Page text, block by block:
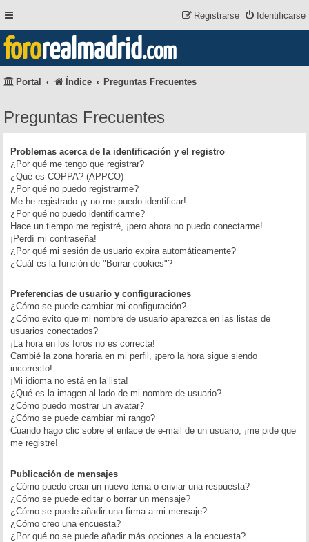
Identificarse
Registrarse
fororealmadrid.com
Portal Índice Preguntas Frecuentes
Preguntas Frecuentes
Problemas acerca de la identificación y el registro
¿Por qué me tengo que registrar?
¿Qué es COPPA? (APPCO)
¿Por qué no puedo registrarme?
Me he registrado ¡y no me puedo identificar!
¿Por qué no puedo identificarme?
Hace un tiempo me registré, ¡pero ahora no puedo conectarme!
¡Perdí mi contraseña!
¿Por qué mi sesión de usuario expira automáticamente?
¿Cuál es la función de "Borrar cookies"?
Preferencias de usuario y configuraciones
¿Cómo se puede cambiar mi configuración?
¿Cómo evito que mi nombre de usuario aparezca en las listas de
usuarios conectados?
¡La hora en los foros no es correcta!
Cambié la zona horaria en mi perfil, ¡pero la hora sigue siendo
incorrecto!
¡Mi idioma no está en la lista!
¿Qué es la imagen al lado de mi nombre de usuario?
¿Cómo puedo mostrar un avatar?
¿Cómo se puede cambiar mi rango?
Cuando hago clic sobre el enlace de e-mail de un usuario, ¡me pide que
me registre!
Publicación de mensajes
¿Cómo puedo crear un nuevo tema o enviar una respuesta?
¿Cómo se puede editar o borrar un mensaje?
¿Cómo se puede añadir una firma a mi mensaje?
¿Cómo creo una encuesta?
¿Por qué no se puede añadir más opciones a la encuesta?